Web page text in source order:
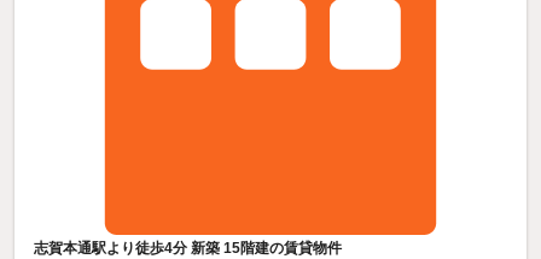
志賀本通駅より徒歩4分 新築 15階建の賃貸物件